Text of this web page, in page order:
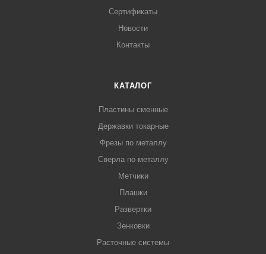
Сертификаты
Новости
Контакты
КАТАЛОГ
Пластины сменные
Державки токарные
Фрезы по металлу
Сверла по металлу
Метчики
Плашки
Развертки
Зенковки
Расточные системы